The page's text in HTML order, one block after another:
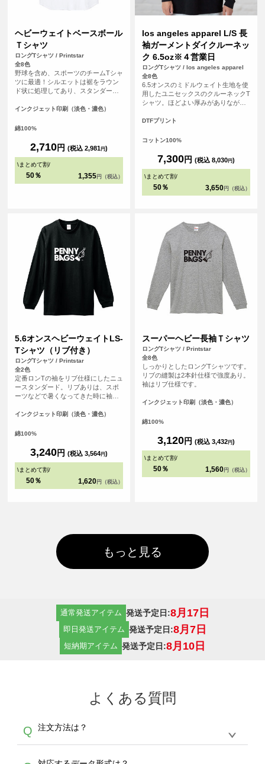
ヘビーウェイトベースボール
Ｔシャツ
ロングTシャツ / Printstar
全8色
野球を含め、スポーツのチームTシャ
ツに最適！シルエットは裾をラウン
ド状に処理してあり、スタンダード
で背番号や名前、ロゴを入れて、お
フォーム）を作りましょう！！
インクジェット印刷（淡色・濃色）
綿100%
2,710円 (税込 2,981円)
\まとめて割/
50％ 1,355 円（税込）
los angeles apparel L/S 長
袖ガーメントダイクルーネッ
ク 6.5oz※４営業日
ロングTシャツ / los angeles apparel
全8色
6.5オンスのミドルウェイト生地を使
用したユニセックスのクルーネックT
シャツ。ほどよい厚みがありながら
ンナーとしても使いやすいバランス
ス生産ならではのベーシックでタフ
ん、プリントやカスタム用ボディと
しても幅広く活用できる一着です。
<br> ※お客様の閲覧環境により、商
がございます。
DTFプリント
コットン100%
7,300円 (税込 8,030円)
\まとめて割/
50％ 3,650 円（税込）
5.6オンスヘビーウェイトLS-
Tシャツ（リブ付き）
ロングTシャツ / Printstar
全2色
定番ロンTの袖をリブ仕様にしたニュ
ースタンダード。リブありは、スポ
ーツなどで暑くなってきた時に袖を
インクジェット印刷（淡色・濃色）
綿100%
3,240円 (税込 3,564円)
\まとめて割/
50％ 1,620 円（税込）
スーパーヘビー長袖Ｔシャツ
ロングTシャツ / Printstar
全8色
しっかりとしたロングTシャツです。
リブの縫製は2本針仕様で強度あり。
袖はリブ仕様です。
インクジェット印刷（淡色・濃色）
綿100%
3,120円 (税込 3,432円)
\まとめて割/
50％ 1,560 円（税込）
もっと見る
通常発送アイテム 発送予定日:8月17日
即日発送アイテム 発送予定日:8月7日
短納期アイテム 発送予定日:8月10日
よくある質問
Q 注文方法は？